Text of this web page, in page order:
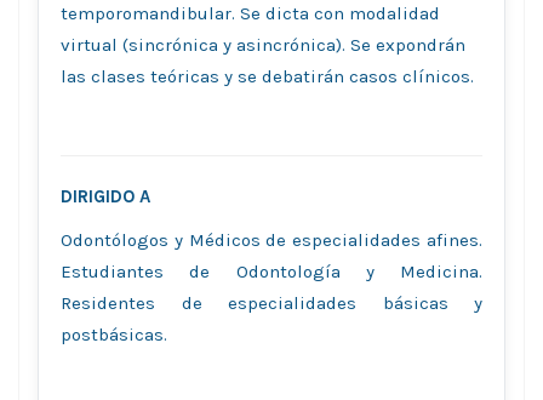
temporomandibular. Se dicta con modalidad
virtual (sincrónica y asincrónica). Se expondrán
las clases teóricas y se debatirán casos clínicos.
DIRIGIDO A
Odontólogos y Médicos de especialidades afines.
Estudiantes de Odontología y Medicina.
Residentes de especialidades básicas y
postbásicas.